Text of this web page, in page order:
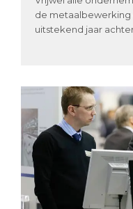
de
uitstekend jaar